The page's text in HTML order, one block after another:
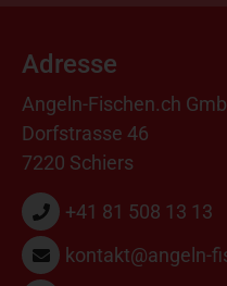
Adresse
Angeln-Fischen.ch
Dorfstrasse 46
7220 Schiers
+41 81 508 13 13
kontakt@angeln-